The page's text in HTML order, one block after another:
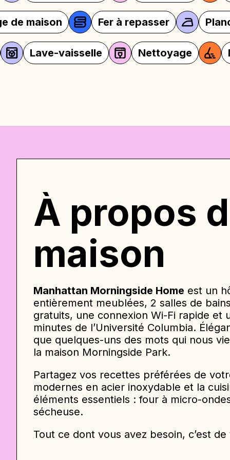
Linge de maison Fer à
Nettoyage Meubles
À propos
maison
Manhattan Morningside Home est un
entièrement meublées, 2 salles de
gratuits, une connexion Wi-Fi rapide et
minutes de l’Université Columbia.
que quelques-uns des mots qui nous
la maison Morningside Park.
Partagez vos recettes préférées de
modernes en acier inoxydable et la
éléments essentiels : four à micro-
sécheuse.
Tout ce dont vous avez besoin, c’est